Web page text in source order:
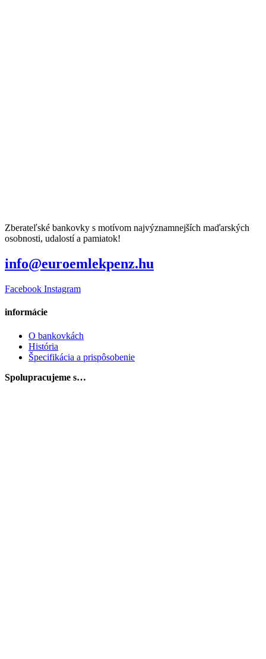
Zberateľské bankovky s motívom najvýznamnejších maďarských
osobnosti, udalostí a pamiatok!
info@euroemlekpenz.hu
Facebook Instagram
informácie
O bankovkách
História
Špecifikácia a prispôsobenie
Spolupracujeme s…